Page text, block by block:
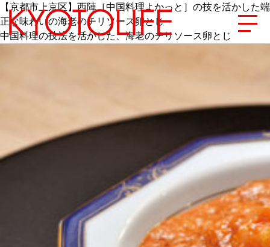
カテゴリーから探す
NEW OPEN
SERIES
【京都市上京区】西陣［中国料理よかっと］の技を活かした端
正な味わいの海老のチリソース卵とじ
中国料理の技法を活かした、海老のチリソース卵とじ